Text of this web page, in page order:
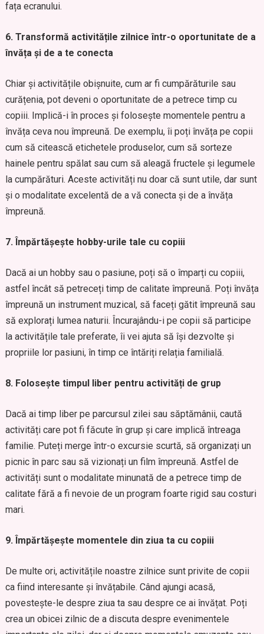
fața ecranului.
6. Transformă activitățile zilnice într-o oportunitate de a
învăța și de a te conecta
Chiar și activitățile obișnuite, cum ar fi cumpărăturile sau
curățenia, pot deveni o oportunitate de a petrece timp cu
copiii. Implică-i în proces și folosește momentele pentru a
învăța ceva nou împreună. De exemplu, îi poți învăța pe copii
cum să citească etichetele produselor, cum să sorteze
hainele pentru spălat sau cum să aleagă fructele și legumele
la cumpărături. Aceste activități nu doar că sunt utile, dar sunt
și o modalitate excelentă de a vă conecta și de a învăța
împreună.
7. Împărtășește hobby-urile tale cu copiii
Dacă ai un hobby sau o pasiune, poți să o împarți cu copiii,
astfel încât să petreceți timp de calitate împreună. Poți învăța
împreună un instrument muzical, să faceți gătit împreună sau
să explorați lumea naturii. Încurajându-i pe copii să participe
la activitățile tale preferate, îi vei ajuta să își dezvolte și
propriile lor pasiuni, în timp ce întăriți relația familială.
8. Folosește timpul liber pentru activități de grup
Dacă ai timp liber pe parcursul zilei sau săptămânii, caută
activități care pot fi făcute în grup și care implică întreaga
familie. Puteți merge într-o excursie scurtă, să organizați un
picnic în parc sau să vizionați un film împreună. Astfel de
activități sunt o modalitate minunată de a petrece timp de
calitate fără a fi nevoie de un program foarte rigid sau costuri
mari.
9. Împărtășește momentele din ziua ta cu copiii
De multe ori, activitățile noastre zilnice sunt privite de copii
ca fiind interesante și învățabile. Când ajungi acasă,
povestește-le despre ziua ta sau despre ce ai învățat. Poți
crea un obicei zilnic de a discuta despre evenimentele